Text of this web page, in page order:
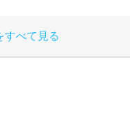
すべて見る